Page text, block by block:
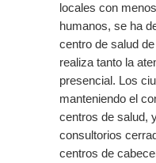
locales con
humanos, se ha
centro de salud
realiza tanto la
presencial. Los
manteniendo el
centros de salud,
consultorios
centros de